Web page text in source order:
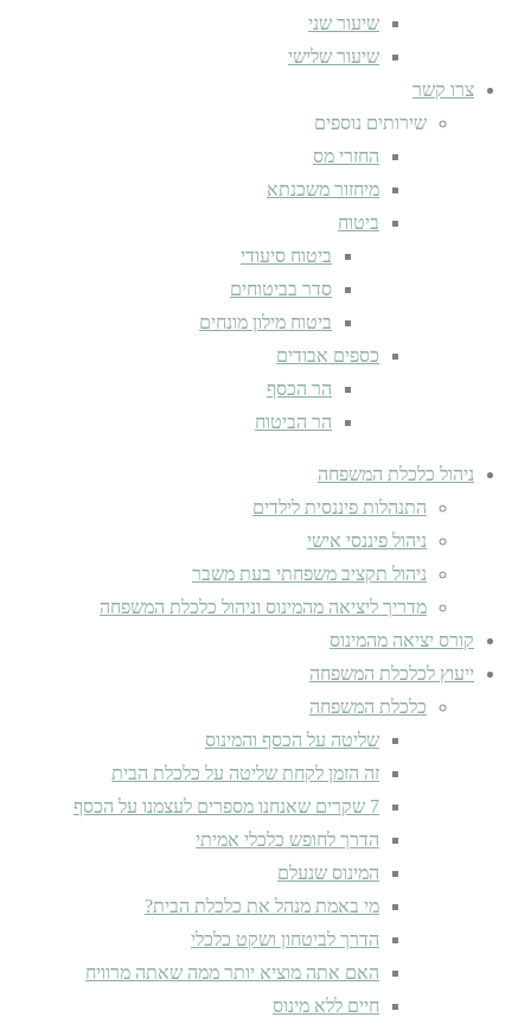
שיעור שני
שיעור שלישי
צרו קשר
שירותים נוספים
החזרי מס
מיחזור משכנתא
ביטוח
ביטוח סיעודי
סדר בביטוחים
ביטוח מילון מונחים
כספים אבודים
הר הכסף
הר הביטוח
ניהול כלכלת המשפחה
התנהלות פיננסית לילדים
ניהול פיננסי אישי
ניהול תקציב משפחתי בעת משבר
מדריך ליציאה מהמינוס וניהול כלכלת המשפחה
קורס יציאה מהמינוס
ייעוץ לכלכלת המשפחה
כלכלת המשפחה
שליטה על הכסף והמינוס
זה הזמן לקחת שליטה על כלכלת הבית
7 שקרים שאנחנו מספרים לעצמנו על הכסף
הדרך לחופש כלכלי אמיתי
המינוס שנעלם
מי באמת מנהל את כלכלת הבית?
הדרך לביטחון ושקט כלכלי
האם אתה מוציא יותר ממה שאתה מרוויח
חיים ללא מינוס